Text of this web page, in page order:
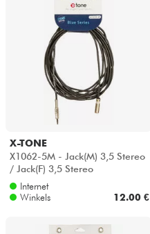
X-TONE
X1062-5M - Jack(M) 3,5 Stereo
/ Jack(F) 3,5 Stereo
Internet
Winkels
12.00 €